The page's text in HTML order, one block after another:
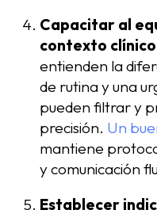
Capacitar al
contexto
entienden la
de rutina y una
pueden filtrar y
precisión. Un
mantiene
y comunicación
Establecer